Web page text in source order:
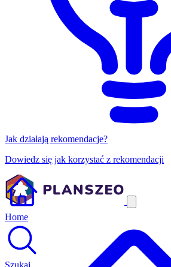
Jak działają rekomendacje?
Dowiedz się jak korzystać z rekomendacji
Home
Szukaj